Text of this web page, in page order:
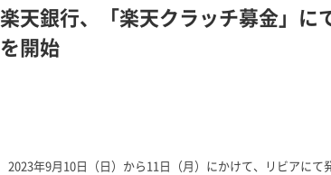
楽天銀行、「楽天クラッチ募金」
を開始
2023年9月10日（日）から11日（月）にかけて、リビアに